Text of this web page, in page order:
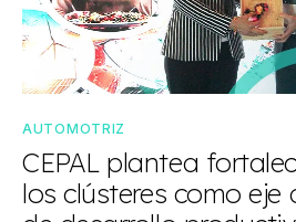
AUTOMOTRIZ
CEPAL plantea
los clústeres como eje